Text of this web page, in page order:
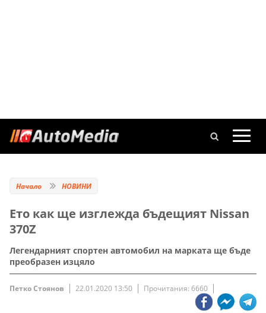
Начало НОВИНИ
Ето как ще изглежда бъдещият Nissan
370Z
Легендарният спортен автомобил на марката ще бъде
преобразен изцяло
Петко Стоянов 22.01.2020 13:50 Прочитания: 6660